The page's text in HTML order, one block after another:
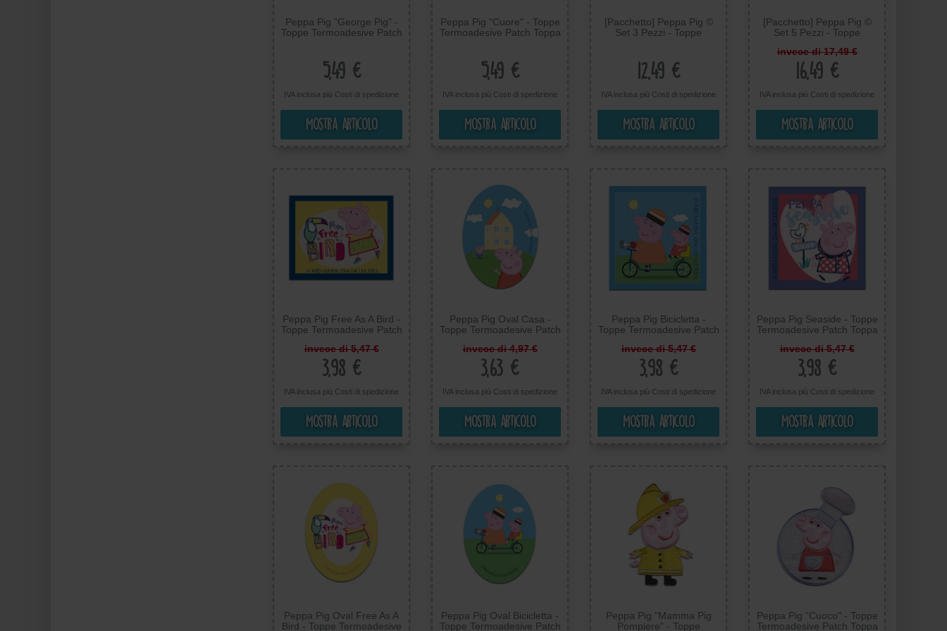
Peppa Pig "George Pig" -
Toppe Termoadesive Patch
5,49 €
IVA inclusa più Costi di spedizione
Mostra articolo
Peppa Pig "Cuore" - Toppe
Termoadesive Patch Toppa
5,49 €
IVA inclusa più Costi di spedizione
Mostra articolo
[Pacchetto] Peppa Pig ©
Set 3 Pezzi - Toppe
12,49 €
IVA inclusa più Costi di spedizione
Mostra articolo
[Pacchetto] Peppa Pig ©
Set 5 Pezzi - Toppe
Ricamate
invece di 17,49 €
16,49 €
IVA inclusa più Costi di spedizione
Mostra articolo
Peppa Pig Free As A Bird -
Toppe Termoadesive Patch
7,7 x 6,2 cm
invece di 5,47 €
3,98 €
IVA inclusa più Costi di spedizione
Mostra articolo
Peppa Pig Oval Casa -
Toppe Termoadesive Patch
11 x 8 cm
invece di 4,97 €
3,63 €
IVA inclusa più Costi di spedizione
Mostra articolo
Peppa Pig Bicicletta -
Toppe Termoadesive Patch
6,5 x 7 cm
invece di 5,47 €
3,98 €
IVA inclusa più Costi di spedizione
Mostra articolo
Peppa Pig Seaside - Toppe
Termoadesive Patch Toppa
6,6 cm
invece di 5,47 €
3,98 €
IVA inclusa più Costi di spedizione
Mostra articolo
Peppa Pig Oval Free As A
Bird - Toppe Termoadesive
Peppa Pig Oval Bicicletta -
Toppe Termoadesive Patch
Peppa Pig "Mamma Pig
Pompiere" - Toppe
Peppa Pig "Cuoco" - Toppe
Termoadesive Patch Toppa